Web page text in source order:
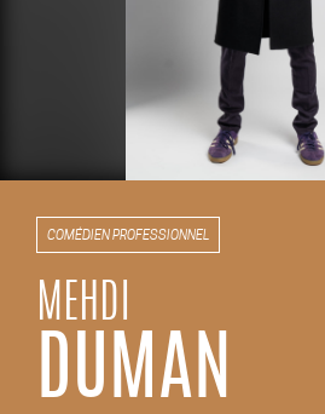
COMÉDIEN PROFESSIONNEL
MEHDI
DUMAN